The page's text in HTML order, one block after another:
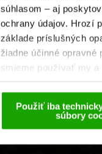
súhlasom – aj
ochrany údajov. Hrozí
základe príslušných
žiadne účinné
smieme používať my a
Použiť iba
súbory